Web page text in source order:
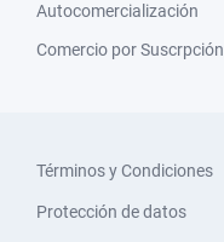
Autocomercialización
Comercio por Suscrpción
Términos y Condiciones
Protección de datos